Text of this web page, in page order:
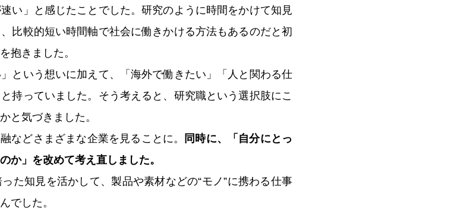
い」と感じたことでした。研究のように時間をかけて知見
比較的短い時間軸で社会に働きかける方法もあるのだと初
抱きました。
という想いに加えて、「海外で働きたい」「人と関わる仕
持っていました。そう考えると、研究職という選択肢にこ
と気づきました。
などさまざまな企業を見ることに。
同時に、「自分にとっ
か」を改めて考え直しました。
た知見を活かして、製品や素材などの“モノ”に携わる仕事
でした。